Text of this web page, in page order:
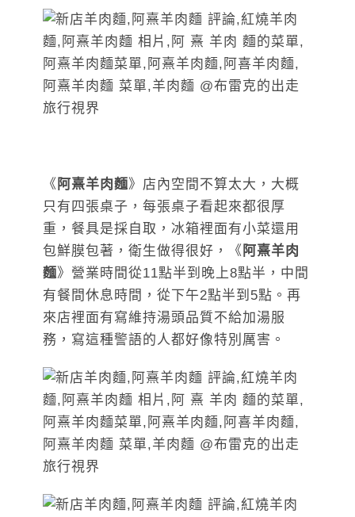
《 阿熹羊肉麵》店內空間不算太大，大概
只有四張桌子，每張桌子看起來都很厚
重，餐具是採自取，冰箱裡面有小菜還用
包鮮膜包著，衛生做得很好，《 阿熹羊肉
麵》營業時間從11點半到晚上8點半，中間
有餐間休息時間，從下午2點半到5點。再
來店裡面有寫維持湯頭品質不給加湯服
務，寫這種警語的人都好像特別厲害。